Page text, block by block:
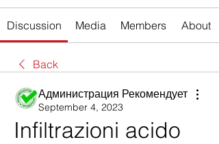
Discussion Media Members About
Back
Администрация Рекомендует
September 4, 2023
Infiltrazioni acido